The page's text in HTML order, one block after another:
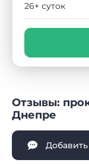
26+ суток
Отзывы:
Днепре